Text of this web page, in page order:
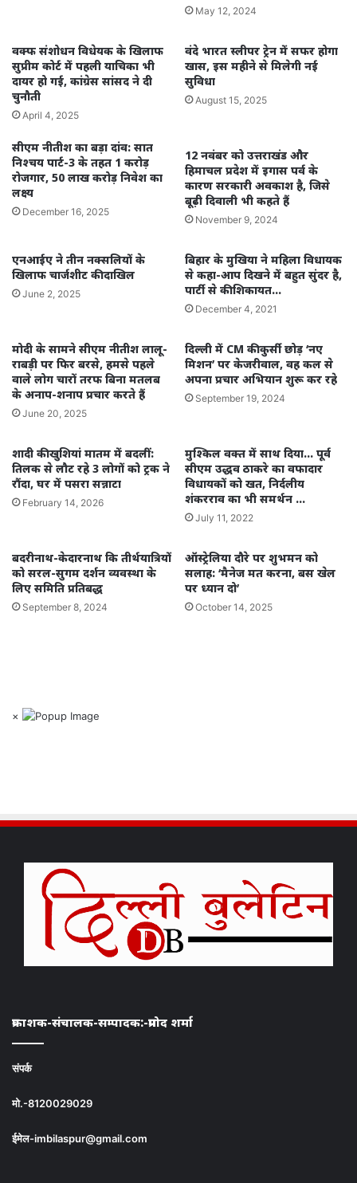
May 12, 2024
वक्फ संशोधन विधेयक के खिलाफ
सुप्रीम कोर्ट में पहली याचिका भी
दायर हो गई, कांग्रेस सांसद ने दी
चुनौती
April 4, 2025
वंदे भारत स्लीपर ट्रेन में सफर होगा
खास, इस महीने से मिलेगी नई
सुविधा
August 15, 2025
सीएम नीतीश का बड़ा दांव: सात
निश्चय पार्ट-3 के तहत 1 करोड़
रोजगार, 50 लाख करोड़ निवेश का
लक्ष्य
December 16, 2025
12 नवंबर को उत्तराखंड और
हिमाचल प्रदेश में इगास पर्व के
कारण सरकारी अवकाश है, जिसे
बूढ़ी दिवाली भी कहते हैं
November 9, 2024
एनआईए ने तीन नक्सलियों के
खिलाफ चार्जशीट की दाखिल
June 2, 2025
बिहार के मुखिया ने महिला विधायक
से कहा-आप दिखने में बहुत सुंदर है,
पार्टी से की शिकायत…
December 4, 2021
मोदी के सामने सीएम नीतीश लालू-
राबड़ी पर फिर बरसे, हमसे पहले
वाले लोग चारों तरफ बिना मतलब
के अनाप-शनाप प्रचार करते हैं
June 20, 2025
दिल्ली में CM की कुर्सी छोड़ ‘नए
मिशन’ पर केजरीवाल, वह कल से
अपना प्रचार अभियान शुरू कर रहे
September 19, 2024
शादी की खुशियां मातम में बदलीं:
तिलक से लौट रहे 3 लोगों को ट्रक ने
रौंदा, घर में पसरा सन्नाटा
February 14, 2026
मुश्किल वक्त में साथ दिया… पूर्व
सीएम उद्धव ठाकरे का वफादार
विधायकों को खत, निर्दलीय
शंकरराव का भी समर्थन …
July 11, 2022
बदरीनाथ-केदारनाथ कि तीर्थयात्रियों
को सरल-सुगम दर्शन व्यवस्था के
लिए समिति प्रतिबद्ध
September 8, 2024
ऑस्ट्रेलिया दौरे पर शुभमन को
सलाह: ‘मैनेज मत करना, बस खेल
पर ध्यान दो’
October 14, 2025
×
प्रकाशक-संचालक-सम्पादक:-प्रमोद शर्मा
संपर्क
मो.-8120029029
ईमेल-imbilaspur@gmail.com